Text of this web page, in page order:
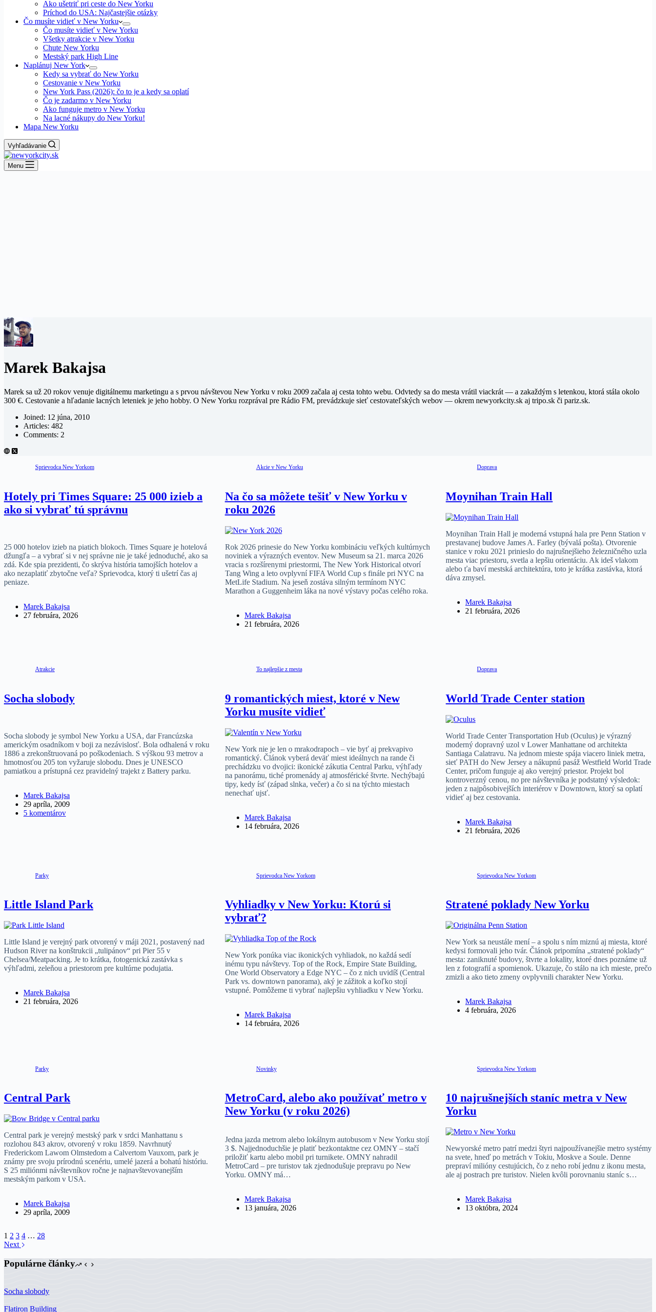
Ako ušetriť pri ceste do New Yorku
Príchod do USA: Najčastejšie otázky
Čo musíte vidieť v New Yorku
Čo musíte vidieť v New Yorku
Všetky atrakcie v New Yorku
Chute New Yorku
Mestský park High Line
Naplánuj New York
Kedy sa vybrať do New Yorku
Cestovanie v New Yorku
New York Pass (2026): čo to je a kedy sa oplatí
Čo je zadarmo v New Yorku
Ako funguje metro v New Yorku
Na lacné nákupy do New Yorku!
Mapa New Yorku
Vyhľadávanie
Menu
Marek Bakajsa
Marek sa už 20 rokov venuje digitálnemu marketingu a s prvou návštevou New Yorku v roku 2009 začala aj cesta tohto webu. Odvtedy sa do mesta vrátil viackrát — a zakaždým s letenkou, ktorá stála okolo
300 €. Cestovanie a hľadanie lacných leteniek je jeho hobby. O New Yorku rozprával pre Rádio FM, prevádzkuje sieť cestovateľských webov — okrem newyorkcity.sk aj tripo.sk či pariz.sk.
Joined: 12 júna, 2010
Articles: 482
Comments: 2
Sprievodca New Yorkom
Hotely pri Times Square: 25 000 izieb a
ako si vybrať tú správnu
25 000 hotelov izieb na piatich blokoch. Times Square je hotelová
džungľa – a vybrať si v nej správne nie je také jednoduché, ako sa
zdá. Kde spia prezidenti, čo skrýva história tamojších hotelov a
ako nezaplatiť zbytočne veľa? Sprievodca, ktorý ti ušetrí čas aj
peniaze.
Marek Bakajsa
27 februára, 2026
Akcie v New Yorku
Na čo sa môžete tešiť v New Yorku v
roku 2026
Rok 2026 prinesie do New Yorku kombináciu veľkých kultúrnych
noviniek a výrazných eventov. New Museum sa 21. marca 2026
vracia s rozšírenymi priestormi, The New York Historical otvorí
Tang Wing a leto ovplyvní FIFA World Cup s finále pri NYC na
MetLife Stadium. Na jeseň zostáva silným termínom NYC
Marathon a Guggenheim láka na nové výstavy počas celého roka.
Marek Bakajsa
21 februára, 2026
Doprava
Moynihan Train Hall
Moynihan Train Hall je moderná vstupná hala pre Penn Station v
prestavanej budove James A. Farley (bývalá pošta). Otvorenie
stanice v roku 2021 prinieslo do najrušnejšieho železničného uzla
mesta viac priestoru, svetla a lepšiu orientáciu. Ak ideš vlakom
alebo ťa baví mestská architektúra, toto je krátka zastávka, ktorá
dáva zmysel.
Marek Bakajsa
21 februára, 2026
Atrakcie
Socha slobody
Socha slobody je symbol New Yorku a USA, dar Francúzska
americkým osadníkom v boji za nezávislosť. Bola odhalená v roku
1886 a zrekonštruovaná po poškodeniach. S výškou 93 metrov a
hmotnosťou 205 ton vyžaruje slobodu. Dnes je UNESCO
pamiatkou a prístupná cez pravidelný trajekt z Battery parku.
Marek Bakajsa
29 apríla, 2009
5 komentárov
To najlepšie z mesta
9 romantických miest, ktoré v New
Yorku musíte vidieť
New York nie je len o mrakodrapoch – vie byť aj prekvapivo
romantický. Článok vyberá deväť miest ideálnych na rande či
prechádzku vo dvojici: ikonické zákutia Central Parku, výhľady
na panorámu, tiché promenády aj atmosférické štvrte. Nechýbajú
tipy, kedy ísť (západ slnka, večer) a čo si na týchto miestach
nenechať ujsť.
Marek Bakajsa
14 februára, 2026
Doprava
World Trade Center station
World Trade Center Transportation Hub (Oculus) je výrazný
moderný dopravný uzol v Lower Manhattane od architekta
Santiaga Calatravu. Na jednom mieste spája viacero liniek metra,
sieť PATH do New Jersey a nákupnú pasáž Westfield World Trade
Center, pričom funguje aj ako verejný priestor. Projekt bol
kontroverzný cenou, no pre návštevníka je podstatný výsledok:
jeden z najpôsobivejších interiérov v Downtown, ktorý sa oplatí
vidieť aj bez cestovania.
Marek Bakajsa
21 februára, 2026
Parky
Little Island Park
Little Island je verejný park otvorený v máji 2021, postavený nad
Hudson River na konštrukcii „tulipánov“ pri Pier 55 v
Chelsea/Meatpacking. Je to krátka, fotogenická zastávka s
výhľadmi, zeleňou a priestorom pre kultúrne podujatia.
Marek Bakajsa
21 februára, 2026
Sprievodca New Yorkom
Vyhliadky v New Yorku: Ktorú si
vybrať?
New York ponúka viac ikonických vyhliadok, no každá sedí
inému typu návštevy. Top of the Rock, Empire State Building,
One World Observatory a Edge NYC – čo z nich uvidíš (Central
Park vs. downtown panorama), aký je zážitok a koľko stojí
vstupné. Pomôžeme ti vybrať najlepšiu vyhliadku v New Yorku.
Marek Bakajsa
14 februára, 2026
Sprievodca New Yorkom
Stratené poklady New Yorku
New York sa neustále mení – a spolu s ním miznú aj miesta, ktoré
kedysi formovali jeho tvár. Článok pripomína „stratené poklady“
mesta: zaniknuté budovy, štvrte a lokality, ktoré dnes poznáme už
len z fotografií a spomienok. Ukazuje, čo stálo na ich mieste, prečo
zmizli a ako tieto zmeny ovplyvnili charakter New Yorku.
Marek Bakajsa
4 februára, 2026
Parky
Central Park
Central park je verejný mestský park v srdci Manhattanu s
rozlohou 843 akrov, otvorený v roku 1859. Navrhnutý
Frederickom Lawom Olmstedom a Calvertom Vauxom, park je
známy pre svoju prírodnú scenériu, umelé jazerá a bohatú históriu.
S 25 miliónmi návštevníkov ročne je najnavštevovanejším
mestským parkom v USA.
Marek Bakajsa
29 apríla, 2009
Novinky
MetroCard, alebo ako používať metro v
New Yorku (v roku 2026)
Jedna jazda metrom alebo lokálnym autobusom v New Yorku stojí
3 $. Najjednoduchšie je platiť bezkontaktne cez OMNY – stačí
priložiť kartu alebo mobil pri turnikete. OMNY nahradil
MetroCard – pre turistov tak zjednodušuje prepravu po New
Yorku. OMNY má…
Marek Bakajsa
13 januára, 2026
Sprievodca New Yorkom
10 najrušnejších staníc metra v New
Yorku
Newyorské metro patrí medzi štyri najpoužívanejšie metro systémy
na svete, hneď po metrách v Tokiu, Moskve a Soule. Denne
prepraví milióny cestujúcich, čo z neho robí jednu z ikonu mesta,
ale aj postrach pre turistov. Nielen kvôli porovnaniu staníc s…
Marek Bakajsa
13 októbra, 2024
1 2 3 4 … 28
Next
Populárne články
Socha slobody
Flatiron Building